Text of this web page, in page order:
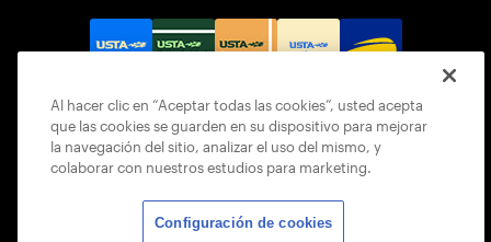
Al hacer clic en “Aceptar todas las cookies”, usted acepta
que las cookies se guarden en su dispositivo para mejorar
la navegación del sitio, analizar el uso del mismo, y
colaborar con nuestros estudios para marketing.
Configuración de cookies